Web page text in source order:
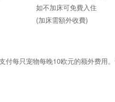
如不加床可免費入住
(加床需額外收費)
付每只宠物每晚10欧元的额外费用